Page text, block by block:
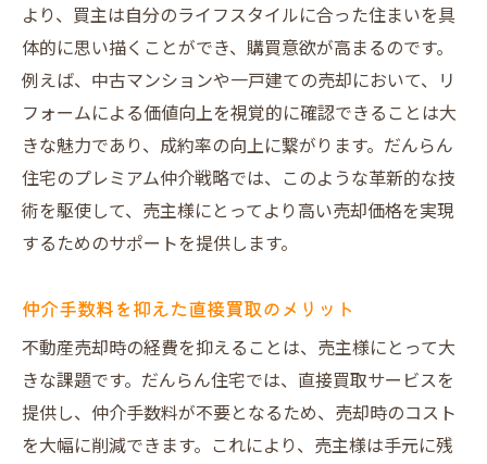
より、買主は自分のライフスタイルに合った住まいを具
体的に思い描くことができ、購買意欲が高まるのです。
例えば、中古マンションや一戸建ての売却において、リ
フォームによる価値向上を視覚的に確認できることは大
きな魅力であり、成約率の向上に繋がります。だんらん
住宅のプレミアム仲介戦略では、このような革新的な技
術を駆使して、売主様にとってより高い売却価格を実現
するためのサポートを提供します。
仲介手数料を抑えた直接買取のメリット
不動産売却時の経費を抑えることは、売主様にとって大
きな課題です。だんらん住宅では、直接買取サービスを
提供し、仲介手数料が不要となるため、売却時のコスト
を大幅に削減できます。これにより、売主様は手元に残